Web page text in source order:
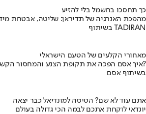
כך תחסכו בחשמל בלי להזיע
מהפכת האנרגיה של תדיראן: שליטה, אבטחת
בשיתוף TADIRAN
מאחורי הקלעים של הטעם הישראלי
איך אסם הפכה את תקופת הצנע והמחסור הקשה של שנות ה-40 למותג לאומי?
בשיתוף אסם
אתם עוד לא שם? הטיסה למונדיאל כבר יצאה
יונדאי לוקחת אתכם לבמה הכי גדולה בעולם